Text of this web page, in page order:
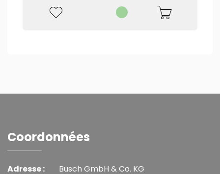
Coordonnées
Adresse :
Busch GmbH & Co. KG